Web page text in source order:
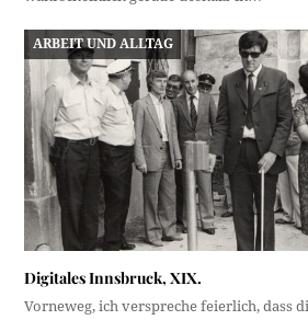
ARBEIT UND ALLTAG
Digitales Innsbruck, XIX.
Vorneweg, ich verspreche feierlich, dass